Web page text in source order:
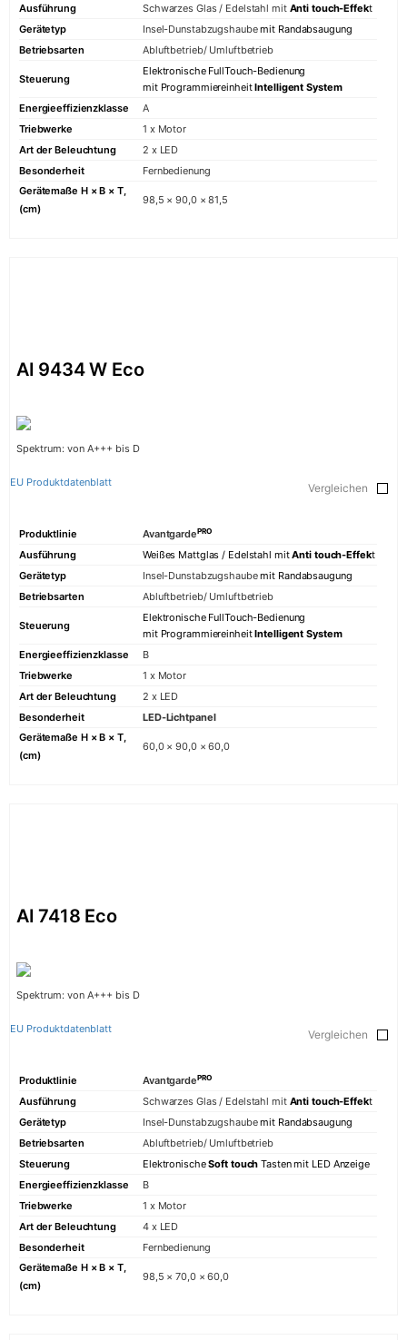
Ausführung Schwarzes Glas / Edelstahl mitAnti touch-Effekt
Gerätetyp
Insel-Dunstabzugshaubemit Randabsaugung
Betriebsarten
Abluftbetrieb/ Umluftbetrieb
Steuerung
Elektronische FullTouch-Bedienung
mit ProgrammiereinheitIntelligent System
Energieeffizienzklasse
A
Triebwerke
1 x Motor
Art der Beleuchtung
2 x LED
Besonderheit
Fernbedienung
Gerätemaße H × B × T,
(cm)
98,5 × 90,0 × 81,5
AI 9434 W Eco
Spektrum: von A+++ bis D
EU Produktdatenblatt Vergleichen
Produktlinie AvantgardePRO
Ausführung Weißes Mattglas / Edelstahl mitAnti touch-Effekt
Gerätetyp
Insel-Dunstabzugshaubemit Randabsaugung
Betriebsarten
Abluftbetrieb/ Umluftbetrieb
Steuerung
Elektronische FullTouch-Bedienung
mit ProgrammiereinheitIntelligent System
Energieeffizienzklasse
B
Triebwerke
1 x Motor
Art der Beleuchtung
2 x LED
Besonderheit
LED-Lichtpanel
Gerätemaße H × B × T,
(cm)
60,0 × 90,0 × 60,0
AI 7418 Eco
Spektrum: von A+++ bis D
EU Produktdatenblatt Vergleichen
Produktlinie AvantgardePRO
Ausführung Schwarzes Glas / Edelstahl mitAnti touch-Effekt
Gerätetyp
Insel-Dunstabzugshaubemit Randabsaugung
Betriebsarten
Abluftbetrieb/ Umluftbetrieb
Steuerung
ElektronischeSoft touch Tasten mit LEDAnzeige
Energieeffizienzklasse
B
Triebwerke
1 x Motor
Art der Beleuchtung
4 x LED
Besonderheit
Fernbedienung
Gerätemaße H × B × T,
(cm)
98,5 × 70,0 × 60,0